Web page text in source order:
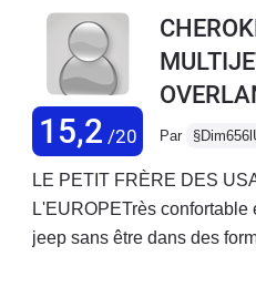
15,2 /20 Par
LE PETIT FRÈRE DES
L'EUROPETrès
jeep sans être dans des